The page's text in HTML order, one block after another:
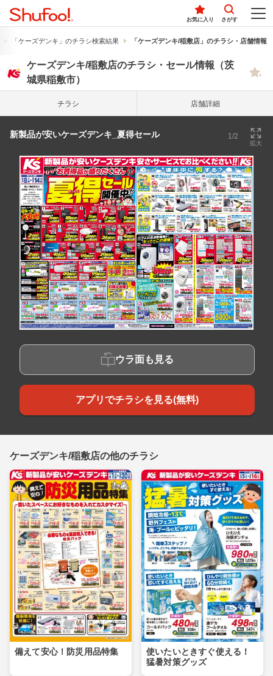
お気に入り さがす
「ケーズデンキ」のチラシ検索結果 「ケーズデンキ/稲敷店」のチラシ・店舗情報
ケーズデンキ/稲敷店のチラシ・セール情報（茨
城県稲敷市）
チラシ 店舗詳細
新製品が安いケーズデンキ_夏得セール 1/2
拡大
ウラ面も見る
アプリでチラシを見る(無料)
ケーズデンキ/稲敷店の他のチラシ
備えて安心！防災用品特集
使いたいときすぐ使える！
猛暑対策グッズ